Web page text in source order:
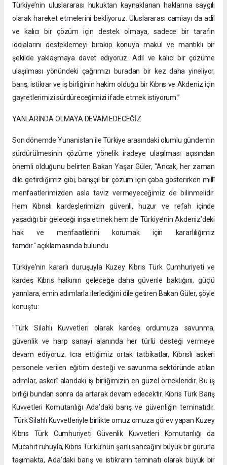
Türkiye’nin uluslararası hukuktan kaynaklanan haklarına saygılı
olarak hareket etmelerini bekliyoruz. Uluslararası camiayı da adil
ve kalıcı bir çözüm için destek olmaya, sadece bir tarafın
iddialarını desteklemeyi bırakıp konuya makul ve mantıklı bir
şekilde yaklaşmaya davet ediyoruz. Adil ve kalıcı bir çözüme
ulaşılması yönündeki çağrımızı buradan bir kez daha yineliyor,
barış, istikrar ve iş birliğinin hakim olduğu bir Kıbrıs ve Akdeniz için
gayretlerimizi sürdüreceğimizi ifade etmek istiyorum.”
YANLARINDA OLMAYA DEVAM EDECEĞİZ
Son dönemde Yunanistan ile Türkiye arasındaki olumlu gündemin
sürdürülmesinin çözüme yönelik iradeye ulaşılması açısından
önemli olduğunu belirten Bakan Yaşar Güler, "Ancak, her zaman
dile getirdiğimiz gibi, barışçıl bir çözüm için çaba gösterirken millî
menfaatlerimizden asla taviz vermeyeceğimiz de bilinmelidir.
Hem Kıbrıslı kardeşlerimizin güvenli, huzur ve refah içinde
yaşadığı bir geleceği inşa etmek hem de Türkiye’nin Akdeniz’deki
hak ve menfaatlerini korumak için kararlılığımız
tamdır." açıklamasında bulundu.
Türkiye'nin kararlı duruşuyla Kuzey Kıbrıs Türk Cumhuriyeti ve
kardeş Kıbrıs halkının geleceğe daha güvenle baktığını, güçlü
yarınlara, emin adımlarla ilerlediğini dile getiren Bakan Güler, şöyle
konuştu:
"Türk Silahlı Kuvvetleri olarak kardeş ordumuza savunma,
güvenlik ve harp sanayi alanında her türlü desteği vermeye
devam ediyoruz. İcra ettiğimiz ortak tatbikatlar, Kıbrıslı askeri
personele verilen eğitim desteği ve savunma sektöründe atılan
adımlar, askerî alandaki iş birliğimizin en güzel örnekleridir. Bu iş
birliği bundan sonra da artarak devam edecektir. Kıbrıs Türk Barış
Kuvvetleri Komutanlığı Ada’daki barış ve güvenliğin teminatıdır.
Türk Silahlı Kuvvetleriyle birlikte omuz omuza görev yapan Kuzey
Kıbrıs Türk Cumhuriyeti Güvenlik Kuvvetleri Komutanlığı da
Mücahit ruhuyla, Kıbrıs Türkü’nün şanlı sancağını büyük bir gururla
taşımakta, Ada’daki barış ve istikrarın teminatı olarak büyük bir